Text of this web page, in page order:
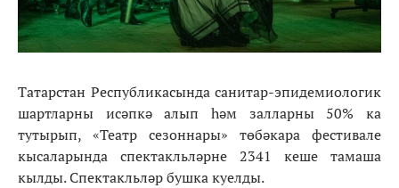
Татарстан Республикасында санитар-эпидемиологик
шартларны исәпкә алып һәм залларны 50% ка
тутырып, «Театр сезоннары» төбәкара фестивале
кысаларында спектакльләрне 2341 кеше тамаша
кылды. Спектакльләр бушка куелды.